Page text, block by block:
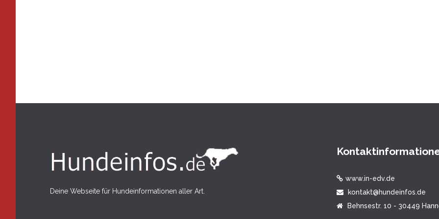
Deine Webseite für Hundeinformationen aller Art.
www.in-edv.de
kontakt@hundeinfos.de
Behnsestr. 10 - 30449